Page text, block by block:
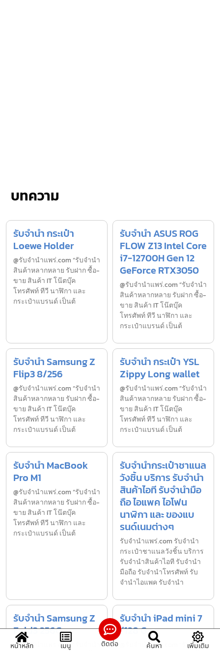
บทความ
รับจำนำ กระเป๋า
Loewe Holder
@รับจำนำแพร่.com “รับจำนำ
สินค้าหลากหลาย รับฝาก ซื้อ-
ขาย สินค้า IT โน๊ตบุ๊ค
โทรศัพท์ ทีวี นาฬิกา และ
กระเป๋าแบรนด์ เป็นต้
รับจำนำ ASUS ROG
FLOW Z13 Intel Core
i7-12700H Gen 12
GeForce RTX3050
@รับจำนำแพร่.com “รับจำนำ
สินค้าหลากหลาย รับฝาก ซื้อ-
ขาย สินค้า IT โน๊ตบุ๊ค
โทรศัพท์ ทีวี นาฬิกา และ
กระเป๋าแบรนด์ เป็นต้
รับจำนำ Samsung Z
Flip3 8/256
@รับจำนำแพร่.com “รับจำนำ
สินค้าหลากหลาย รับฝาก ซื้อ-
ขาย สินค้า IT โน๊ตบุ๊ค
โทรศัพท์ ทีวี นาฬิกา และ
กระเป๋าแบรนด์ เป็นต้
รับจำนำ กระเป๋า YSL
Zippy Long wallet
@รับจำนำแพร่.com “รับจำนำ
สินค้าหลากหลาย รับฝาก ซื้อ-
ขาย สินค้า IT โน๊ตบุ๊ค
โทรศัพท์ ทีวี นาฬิกา และ
กระเป๋าแบรนด์ เป็นต้
รับจำนำ MacBook
Pro M1
@รับจำนำแพร่.com “รับจำนำ
สินค้าหลากหลาย รับฝาก ซื้อ-
ขาย สินค้า IT โน๊ตบุ๊ค
โทรศัพท์ ทีวี นาฬิกา และ
กระเป๋าแบรนด์ เป็นต้
รับจำนำกระเป๋าชาแนล
วังชิ้น บริการ รับจำนำ
สินค้าไอที รับจำนำมือ
ถือ ไอแพค ไอโฟน
นาฬิกา และ ของแบ
รนด์เนมต่างๆ
รับจํานําแพร่.com รับจำนำ
กระเป๋าชาแนลวังชิ้น บริการ
รับจำนำสินค้าไอที รับจำนำ
มือถือ รับจำนำโทรศัพท์ รับ
จำนำไอแพค รับจำนำ
รับจำนำ Samsung Z
Fold3 256G
@รับจำนำแพร่.com “รับจำนำ
รับจำนำ iPad mini 7
/128 G
@รับจำนำแพร่.com “รับจำนำ
หน้าหลัก เมนู ติดต่อ ค้นหา เพิ่มเติม